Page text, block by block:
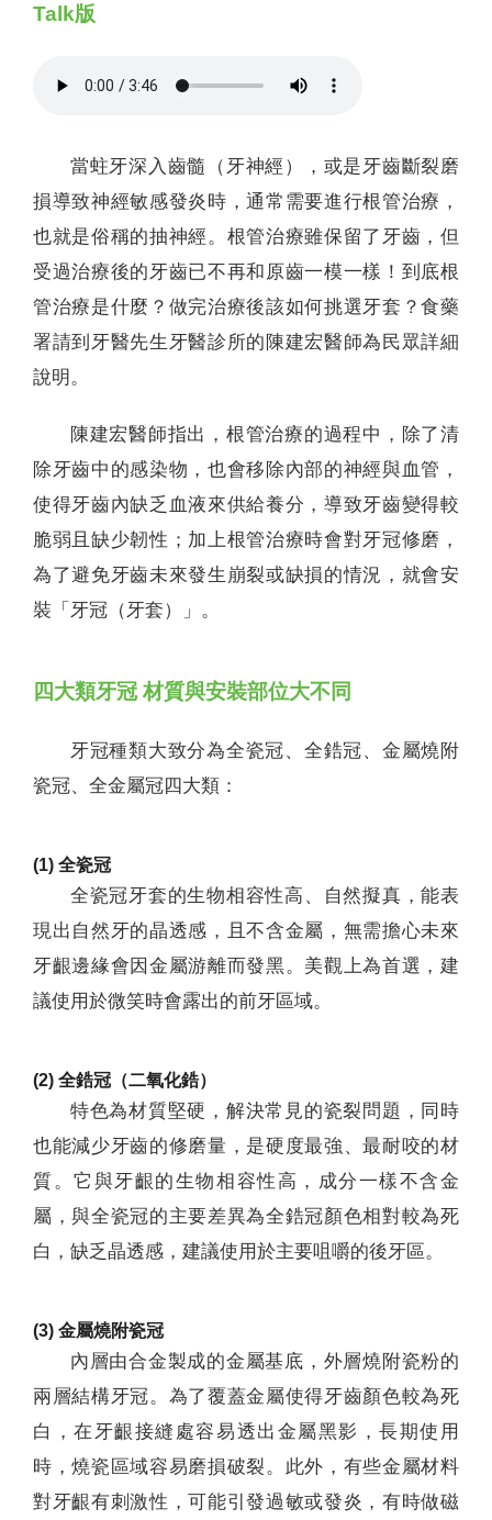
Talk版
當蛀牙深入齒髓（牙神經），或是牙齒斷裂磨
損導致神經敏感發炎時，通常需要進行根管治療，
也就是俗稱的抽神經。根管治療雖保留了牙齒，但
受過治療後的牙齒已不再和原齒一模一樣！到底根
管治療是什麼？做完治療後該如何挑選牙套？食藥
署請到牙醫先生牙醫診所的陳建宏醫師為民眾詳細
說明。
陳建宏醫師指出，根管治療的過程中，除了清
除牙齒中的感染物，也會移除內部的神經與血管，
使得牙齒內缺乏血液來供給養分，導致牙齒變得較
脆弱且缺少韌性；加上根管治療時會對牙冠修磨，
為了避免牙齒未來發生崩裂或缺損的情況，就會安
裝「牙冠（牙套）」。
四大類牙冠 材質與安裝部位大不同
牙冠種類大致分為全瓷冠、全鋯冠、金屬燒附
瓷冠、全金屬冠四大類：
(1) 全瓷冠
全瓷冠牙套的生物相容性高、自然擬真，能表
現出自然牙的晶透感，且不含金屬，無需擔心未來
牙齦邊緣會因金屬游離而發黑。美觀上為首選，建
議使用於微笑時會露出的前牙區域。
(2) 全鋯冠（二氧化鋯）
特色為材質堅硬，解決常見的瓷裂問題，同時
也能減少牙齒的修磨量，是硬度最強、最耐咬的材
質。它與牙齦的生物相容性高，成分一樣不含金
屬，與全瓷冠的主要差異為全鋯冠顏色相對較為死
白，缺乏晶透感，建議使用於主要咀嚼的後牙區。
(3) 金屬燒附瓷冠
內層由合金製成的金屬基底，外層燒附瓷粉的
兩層結構牙冠。為了覆蓋金屬使得牙齒顏色較為死
白，在牙齦接縫處容易透出金屬黑影，長期使用
時，燒瓷區域容易磨損破裂。此外，有些金屬材料
對牙齦有刺激性，可能引發過敏或發炎，有時做磁